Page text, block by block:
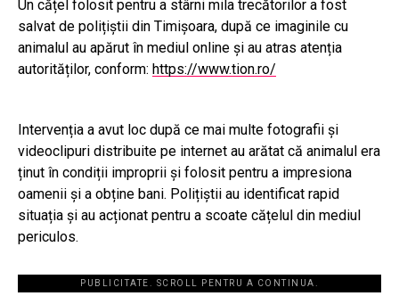
Un cățel folosit pentru a stârni mila trecătorilor a fost
salvat de polițiștii din Timișoara, după ce imaginile cu
animalul au apărut în mediul online și au atras atenția
autorităților, conform: https://www.tion.ro/
Intervenția a avut loc după ce mai multe fotografii și
videoclipuri distribuite pe internet au arătat că animalul era
ținut în condiții improprii și folosit pentru a impresiona
oamenii și a obține bani. Polițiștii au identificat rapid
situația și au acționat pentru a scoate cățelul din mediul
periculos.
PUBLICITATE. SCROLL PENTRU A CONTINUA.